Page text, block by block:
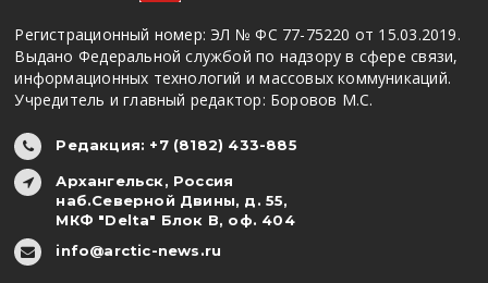
Регистрационный номер: ЭЛ № ФС 77-75220 от 15.03.2019.
Выдано Федеральной службой по надзору в сфере связи,
информационных технологий и массовых коммуникаций.
Учредитель и главный редактор: Боровов М.С.
Редакция: +7 (8182) 433-885
Архангельск, Россия
наб.Северной Двины, д. 55,
МКФ "Delta" Блок В, оф. 404
info@arctic-news.ru